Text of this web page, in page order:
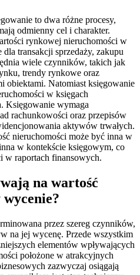
to dwa różne procesy,
odmienny cel i charakter.
rynkowej nieruchomości w
transakcji sprzedaży, zakupu
wiele czynników, takich jak
trendy rynkowe oraz
obiektami. Natomiast księgowanie
w księgach
Księgowanie wymaga
rachunkowości oraz przepisów
aktywów trwałych.
nieruchomości może być inna w
w kontekście księgowym, co
w raportach finansowych.
na wartość
przez szereg czynników,
na jej wycenę. Przede wszystkim
elementów wpływających
położone w atrakcyjnych
zazwyczaj osiągają